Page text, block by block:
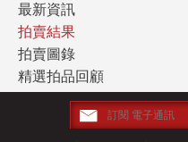
最新資訊
拍賣結果
拍賣圖錄
精選拍品回顧